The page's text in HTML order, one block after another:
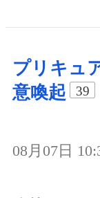
プリキュ
意喚起
39
08月07日